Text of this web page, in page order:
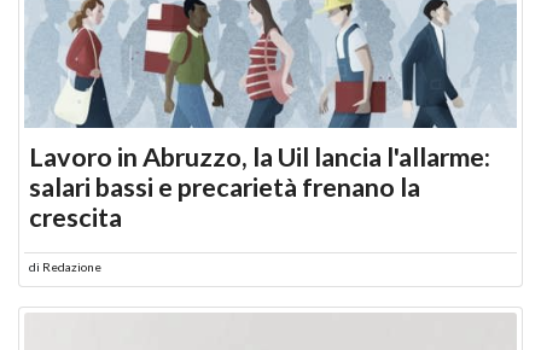
Lavoro in Abruzzo, la Uil lancia l'allarme:
salari bassi e precarietà frenano la
crescita
di Redazione